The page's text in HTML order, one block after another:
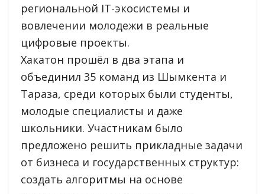
региональной IT-экосистемы и
вовлечении молодежи в реальные
цифровые проекты.
Хакатон прошёл в два этапа и
объединил 35 команд из Шымкента и
Тараза, среди которых были студенты,
молодые специалисты и даже
школьники. Участникам было
предложено решить прикладные задачи
от бизнеса и государственных структур:
создать алгоритмы на основе